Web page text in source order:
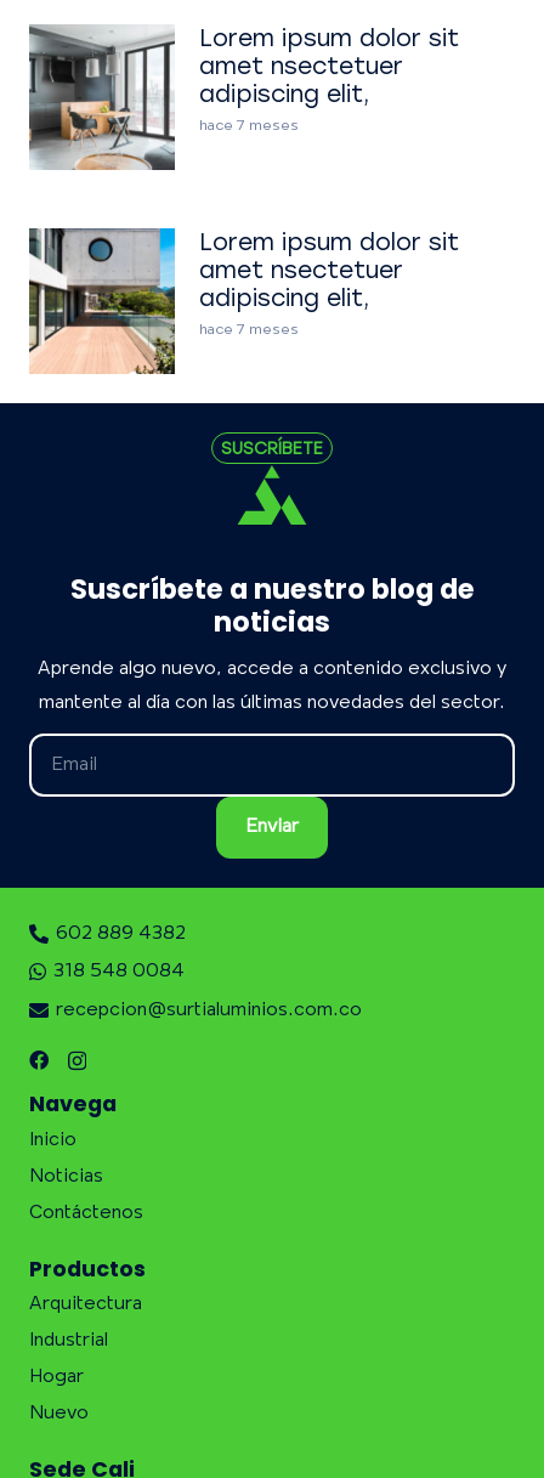
Lorem ipsum dolor sit
amet nsectetuer
adipiscing elit,
hace 7 meses
Lorem ipsum dolor sit
amet nsectetuer
adipiscing elit,
hace 7 meses
SUSCRÍBETE
Suscríbete a nuestro blog de
noticias
Aprende algo nuevo, accede a contenido exclusivo y
mantente al día con las últimas novedades del sector.
602 889 4382
318 548 0084
recepcion@surtialuminios.com.co
Navega
Inicio
Noticias
Contáctenos
Productos
Arquitectura
Industrial
Hogar
Nuevo
Sede Cali